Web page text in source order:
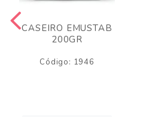
CASEIRO EMUSTAB
200GR
Código: 1946